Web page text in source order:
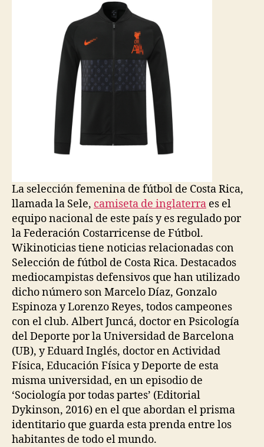
La selección femenina de fútbol de Costa Rica,
llamada la Sele, camiseta de inglaterra es el
equipo nacional de este país y es regulado por
la Federación Costarricense de Fútbol.
Wikinoticias tiene noticias relacionadas con
Selección de fútbol de Costa Rica. Destacados
mediocampistas defensivos que han utilizado
dicho número son Marcelo Díaz, Gonzalo
Espinoza y Lorenzo Reyes, todos campeones
con el club. Albert Juncá, doctor en Psicología
del Deporte por la Universidad de Barcelona
(UB), y Eduard Inglés, doctor en Actividad
Física, Educación Física y Deporte de esta
misma universidad, en un episodio de
‘Sociología por todas partes’ (Editorial
Dykinson, 2016) en el que abordan el prisma
identitario que guarda esta prenda entre los
habitantes de todo el mundo.